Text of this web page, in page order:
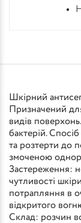
Шкірний
Призначений
видів
бактерій.
та розтерти до
змоченою
Застереження:
чутливості
потрапляння в
відкритого
Склад: розчин